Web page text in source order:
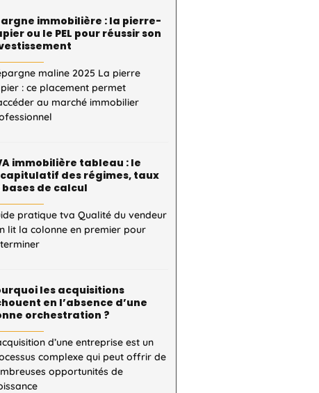
immobilière : la pierre-
ou le PEL pour réussir son
maline 2025 La pierre
: ce placement permet
au marché immobilier
immobilière tableau : le
des régimes, taux
bases de calcul
pratique tva Qualité du vendeur
lit la colonne en premier pour
les acquisitions
en l’absence d’une
orchestration ?
d’une entreprise est un
complexe qui peut offrir de
opportunités de